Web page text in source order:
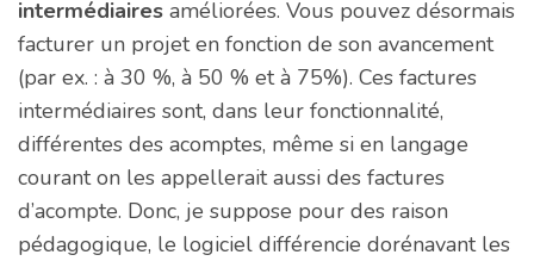
intermédiaires améliorées. Vous pouvez désormais
facturer un projet en fonction de son avancement
(par ex. : à 30 %, à 50 % et à 75%). Ces factures
intermédiaires sont, dans leur fonctionnalité,
différentes des acomptes, même si en langage
courant on les appellerait aussi des factures
d’acompte. Donc, je suppose pour des raison
pédagogique, le logiciel différencie dorénavant les